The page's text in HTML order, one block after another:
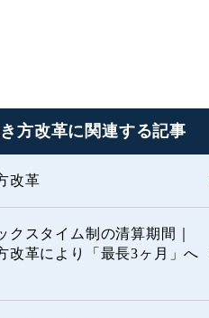
方改革に 関連する記事
改革
クスタイム制の清算期間｜
改革により「最長3ヶ月」へ